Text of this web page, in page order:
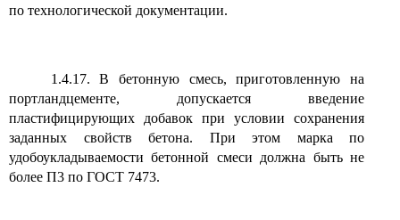
по технологической документации.
1.4.17. В бетонную смесь, приготовленную на
портландцементе, допускается введение
пластифицирующих добавок при условии сохранения
заданных свойств бетона. При этом марка по
удобоукладываемости бетонной смеси должна быть не
более П3 по ГОСТ 7473.